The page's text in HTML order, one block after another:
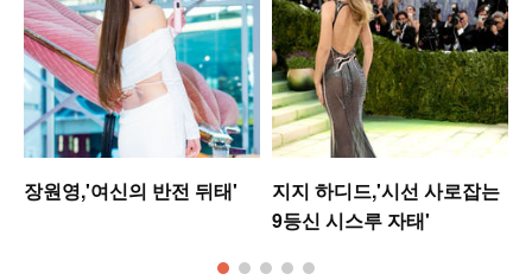
장원영,'여신의 반전 뒤태'
지지 하디드,'시선 사로잡는
9등신 시스루 자태'